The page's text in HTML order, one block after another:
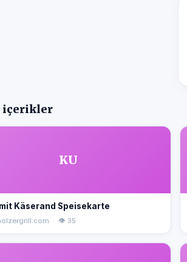
içerikler
KU
Käserand Speisekarte
· 👁 35